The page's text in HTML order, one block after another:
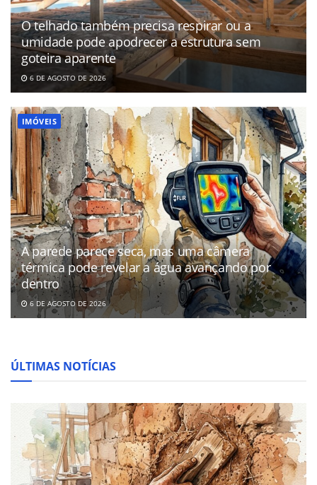
O telhado também precisa respirar ou a
umidade pode apodrecer a estrutura sem
goteira aparente
6 DE AGOSTO DE 2026
IMÓVEIS
A parede parece seca, mas uma câmera
térmica pode revelar a água avançando por
dentro
6 DE AGOSTO DE 2026
ÚLTIMAS NOTÍCIAS